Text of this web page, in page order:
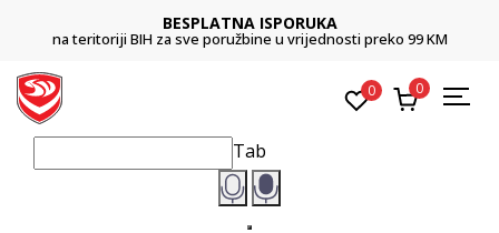
BESPLATNA ISPORUKA
na teritoriji BIH za sve poružbine u vrijednosti preko 99 KM
0 0
Tab